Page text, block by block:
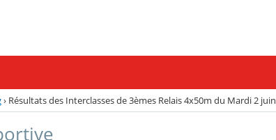
› Résultats des Interclasses de 3èmes Relais 4x50m du Mardi 2 juin